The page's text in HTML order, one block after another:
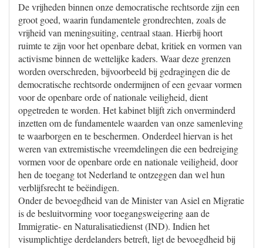
De vrijheden binnen onze democratische rechtsorde zijn een
groot goed, waarin fundamentele grondrechten, zoals de
vrijheid van meningsuiting, centraal staan. Hierbij hoort
ruimte te zijn voor het openbare debat, kritiek en vormen van
activisme binnen de wettelijke kaders. Waar deze grenzen
worden overschreden, bijvoorbeeld bij gedragingen die de
democratische rechtsorde ondermijnen of een gevaar vormen
voor de openbare orde of nationale veiligheid, dient
opgetreden te worden. Het kabinet blijft zich onverminderd
inzetten om de fundamentele waarden van onze samenleving
te waarborgen en te beschermen. Onderdeel hiervan is het
weren van extremistische vreemdelingen die een bedreiging
vormen voor de openbare orde en nationale veiligheid, door
hen de toegang tot Nederland te ontzeggen dan wel hun
verblijfsrecht te beëindigen.
Onder de bevoegdheid van de Minister van Asiel en Migratie
is de besluitvorming voor toegangsweigering aan de
Immigratie- en Naturalisatiedienst (IND). Indien het
visumplichtige derdelanders betreft, ligt de bevoegdheid bij